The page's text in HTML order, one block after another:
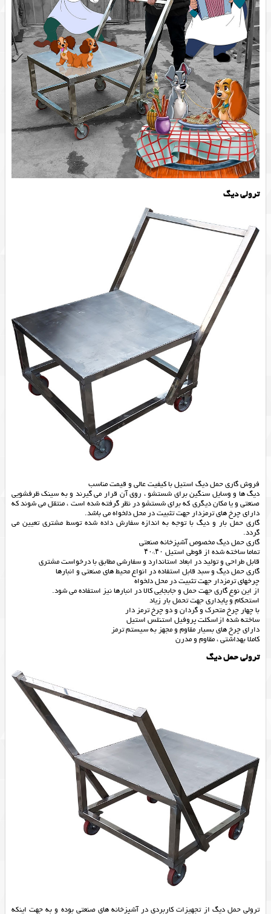
ترولی دیگ
فروش گاری حمل دیگ استیل با کیفیت عالی و قیمت مناسب
دیگ ها و وسایل سنگین برای شستشو ، روی آن قرار می گیرند و به سینک ظرفشویی
صنعتی و یا مکان دیگری که برای شستشو در نظر گرفته شده است ، منتقل می شوند که
دارای چرخ های ترمزدار جهت تثبیت در محل دلخواه می باشد.
گاری حمل بار و دیگ با توجه به اندازه سفارش داده شده توسط مشتری تعیین می
گردد.
گاری حمل دیگ مخصوص آشپزخانه صنعتی
تماما ساخته شده از قوطی استیل ۴۰*۴۰
قابل طراحی و تولید در ابعاد استاندارد و سفارشی مطابق با درخواست مشتری
گاری حمل دیگ و سبد قابل استفاده در انواع محیط‌ های صنعتی و انبارها
چرخهای ترمزدار جهت تثبیت در محل دلخواه
از این نوع گاری جهت حمل و جابجایی کالا در انبارها نیز استفاده می شود.
استحکام و پایداری جهت تحمل بار زیاد
با چهار چرخ متحرک و گردان و دو چرخ ترمز دار
ساخته شده ازاسکلت پروفیل استنلس استیل
دارای چرخ های بسیار مقاوم و مجهز به سیستم ترمز
کاملا بهداشتی ، مقاوم و مدرن
ترولی حمل دیگ
ترولی حمل دیگ از تجهیزات کاربردی در آشپزخانه های صنعتی بوده و به جهت اینکه